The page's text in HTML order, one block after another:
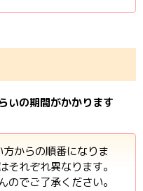
いの期間がかかります
からの順番になりま
それぞれ異なります。
のでご了承ください。